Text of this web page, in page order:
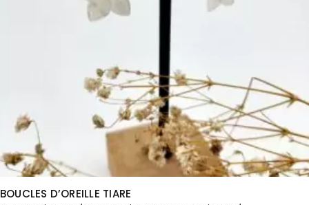
BOUCLES D’OREILLE TIARE